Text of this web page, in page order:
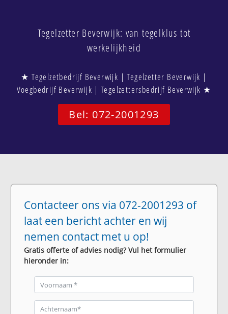
Tegelzetter Beverwijk: van tegelklus tot
werkelijkheid
★ Tegelzetbedrijf Beverwijk | Tegelzetter Beverwijk |
Voegbedrijf Beverwijk | Tegelzettersbedrijf Beverwijk ★
Bel: 072-2001293
Contacteer ons via 072-2001293 of
laat een bericht achter en wij
nemen contact met u op!
Gratis offerte of advies nodig? Vul het formulier
hieronder in: